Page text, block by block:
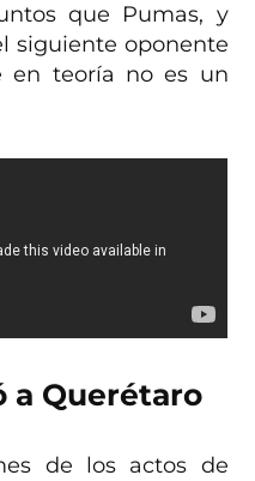
que Pumas, y
siguiente oponente
en teoría no es un
a Querétaro
de los actos de